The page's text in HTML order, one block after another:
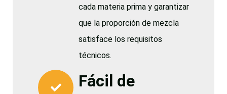
cada materia prima y garantizar
que la proporción de mezcla
satisface los requisitos
técnicos.
Fácil de